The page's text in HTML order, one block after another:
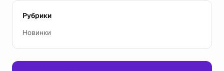
Рубрики
Новинки